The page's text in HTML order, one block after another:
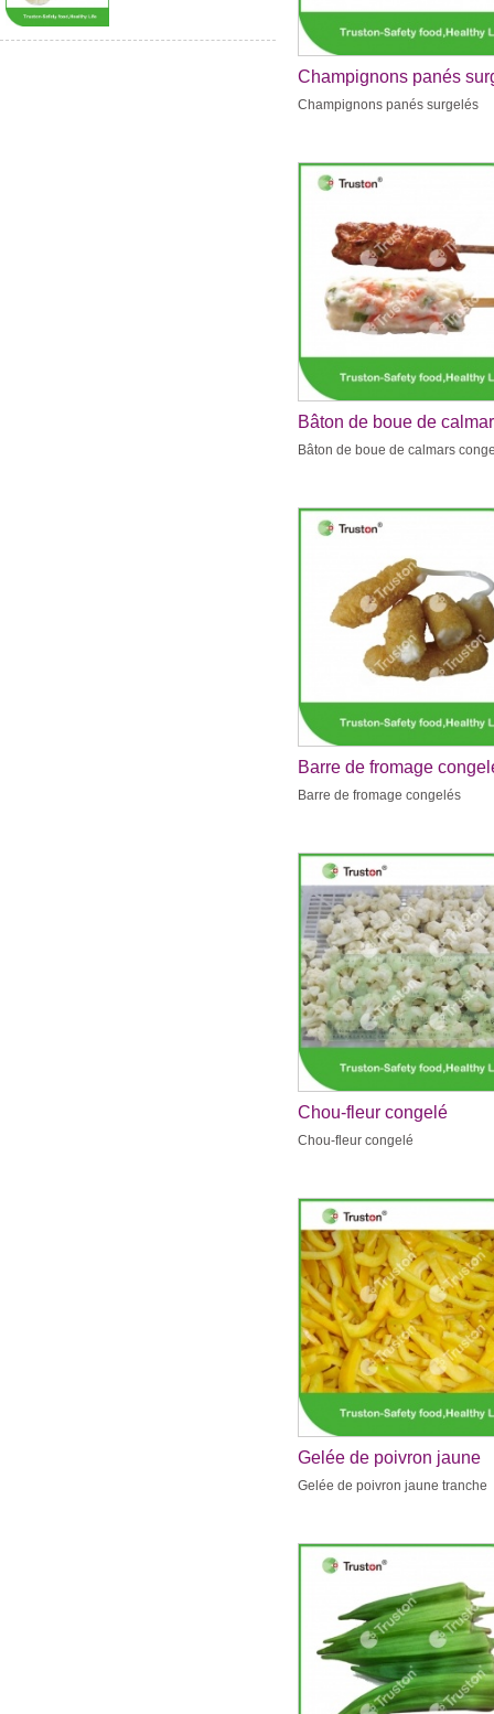
Champignons panés
Champignons panés surgelés
Bâton de boue de
congelés
Bâton de boue de calmars
Barre de fromage
Barre de fromage congelés
Chou-fleur congelé
Chou-fleur congelé
Gelée de poivron jaune
tranche
Gelée de poivron jaune tranche